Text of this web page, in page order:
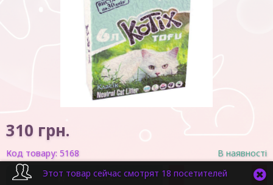
310 грн.
Код товару: 5168 В наявності
У кошик - +
Этот товар сейчас смотрят 18 посетителей